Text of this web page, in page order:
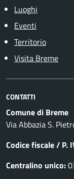
Luoghi
Eventi
Territorio
Visita Breme
CONTATTI
Comune di Breme
Via Abbazia S.
Codice fiscale / P.
Centralino unico: